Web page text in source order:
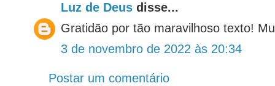
Luz de Deus disse...
Gratidão por tão maravilhoso texto!
3 de novembro de 2022 às 20:34
Postar um comentário